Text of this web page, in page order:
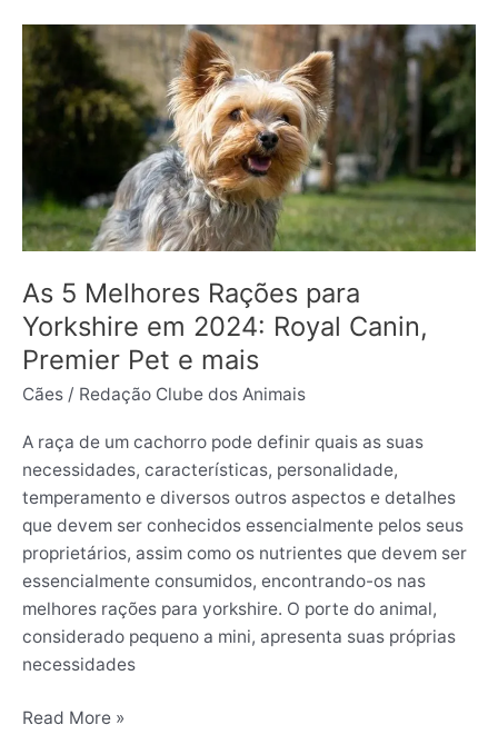
As 5 Melhores Rações para
Yorkshire em 2024: Royal Canin,
Premier Pet e mais
Cães / Redação Clube dos Animais
A raça de um cachorro pode definir quais as suas
necessidades, características, personalidade,
temperamento e diversos outros aspectos e detalhes
que devem ser conhecidos essencialmente pelos seus
proprietários, assim como os nutrientes que devem ser
essencialmente consumidos, encontrando-os nas
melhores rações para yorkshire. O porte do animal,
considerado pequeno a mini, apresenta suas próprias
necessidades
5
Melhores
Rações
para
em
2024:
Canin,
Premier
Pet
e
mais
Read More »